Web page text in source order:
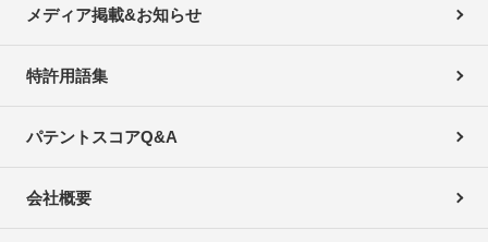
メディア掲載&お知らせ
特許用語集
パテントスコアQ&A
会社概要